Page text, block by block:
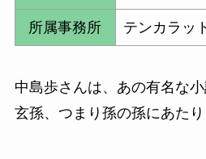
所属事務所 テンカラッ
中島歩さんは、あの有名な
玄孫、つまり孫の孫にあたり